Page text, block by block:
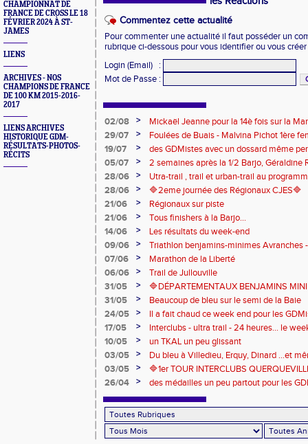
CHAMPIONNAT DE
FRANCE DE CROSS LE 18
FÉVRIER 2024 À ST-
JAMES
LIENS
ARCHIVES - NOS
CHAMPIONS DE FRANCE
DE 100 KM 2015-2016-
2017
LIENS ARCHIVES
HISTORIQUE GDM-
RÉSULTATS-PHOTOS-
RÉCITS
Commentez cette actualité
Pour commenter une actualité il faut posséder un
rubrique ci-dessous pour vous identifier ou vous
Login (Email)
:
Mot de Passe :
02/08 >
Mickaël Jeanne pour la 14è fois sur la
Eaux
29/07 >
Foulées de Buais - Malvina Pichot 1ère
19/07
>
des GDMistes avec un dossard même
05/07
>
2 semaines après la 1/2 Barjo, Géraldine
marche du podium du Trail de l'Ange
28/06 >
Utra-trail , trail et urban-trail au
28/06
>
🔷️2eme journée des Régionaux CJES🔷️
21/06
>
Régionaux sur piste
21/06
>
Tous finishers à la Barjo...
14/06
>
Les résultats du week-end
09/06
>
Triathlon benjamins-minimes Avranches
07/06
>
Marathon de la Liberté
06/06
>
Trail de Jullouville
31/05
>
🔷DÉPARTEMENTAUX BENJAMINS
31/05
>
Beaucoup de bleu sur le semi de la Baie
24/05
>
Il a fait chaud ce week end pour les
de compétitions
17/05 >
Interclubs - ultra trail - 24 heures... le
riche en émotions
10/05 >
un TKAL un peu glissant
03/05
>
Du bleu à Villedieu, Erquy, Dinard ...et
03/05
>
🔷️1er TOUR INTERCLUBS
26/04
>
des médailles un peu partout pour les